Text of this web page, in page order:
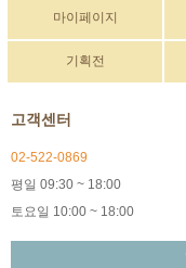
마이페이지
기획전
고객센터
02-522-0869
평일 09:30 ~ 18:00
토요일 10:00 ~ 18:00